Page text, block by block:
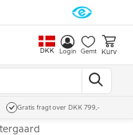
DKK Login Gemt Kurv
Gratis fragt over DKK 799,-